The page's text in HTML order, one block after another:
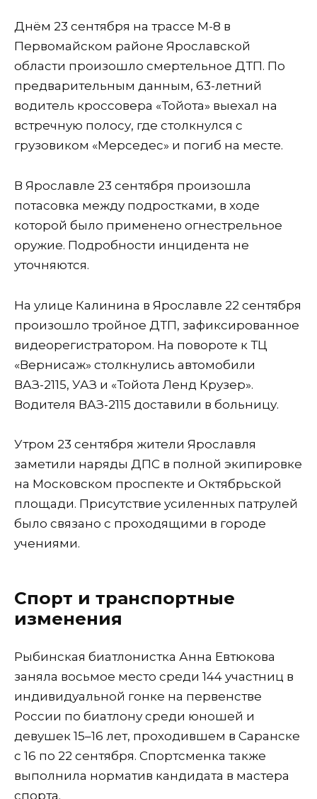
Днём 23 сентября на трассе М-8 в
Первомайском районе Ярославской
области произошло смертельное ДТП. По
предварительным данным, 63-летний
водитель кроссовера «Тойота» выехал на
встречную полосу, где столкнулся с
грузовиком «Мерседес» и погиб на месте.
В Ярославле 23 сентября произошла
потасовка между подростками, в ходе
которой было применено огнестрельное
оружие. Подробности инцидента не
уточняются.
На улице Калинина в Ярославле 22 сентября
произошло тройное ДТП, зафиксированное
видеорегистратором. На повороте к ТЦ
«Вернисаж» столкнулись автомобили
ВАЗ-2115, УАЗ и «Тойота Ленд Крузер».
Водителя ВАЗ-2115 доставили в больницу.
Утром 23 сентября жители Ярославля
заметили наряды ДПС в полной экипировке
на Московском проспекте и Октябрьской
площади. Присутствие усиленных патрулей
было связано с проходящими в городе
учениями.
Спорт и транспортные
изменения
Рыбинская биатлонистка Анна Евтюкова
заняла восьмое место среди 144 участниц в
индивидуальной гонке на первенстве
России по биатлону среди юношей и
девушек 15–16 лет, проходившем в Саранске
с 16 по 22 сентября. Спортсменка также
выполнила норматив кандидата в мастера
спорта.